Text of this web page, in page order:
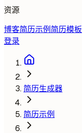
资源
博客简历示例 简历模板
登录
简历生成器
简历示例